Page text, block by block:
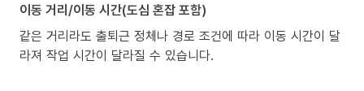
이동 거리/이동 시간(도심 혼잡 포함)
같은 거리라도 출퇴근 정체나 경로 조건에 따라 이동 시간이 달
라져 작업 시간이 달라질 수 있습니다.